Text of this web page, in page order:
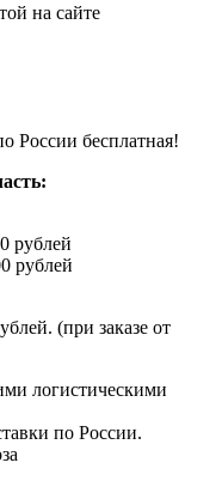
на сайте
России бесплатная!
рублей
рублей
(при заказе от
логистическими
по России.